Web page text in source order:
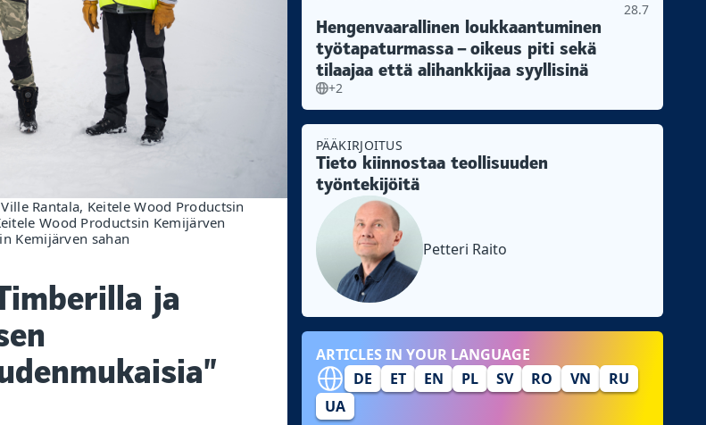
Rantala, Keitele Wood Productsin
Wood Productsin Kemijärven
Kemijärven sahan
ja
28.7
Hengenvaarallinen loukkaantuminen
työtapaturmassa – oikeus piti sekä
tilaajaa että alihankkijaa syyllisinä
+2
PÄÄKIRJOITUS
Tieto kiinnostaa teollisuuden
työntekijöitä
Petteri Raito
ARTICLES IN YOUR LANGUAGE
DE
ET EN PL SV RO VN
RU
UA